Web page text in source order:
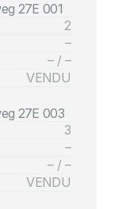
27E 001
2
–
– / –
VENDU
27E 003
3
–
– / –
VENDU